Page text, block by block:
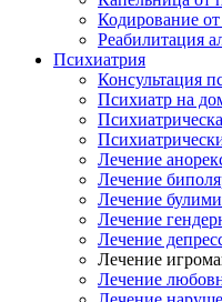
Кодирование от
Реабилитация
Психиатрия
Консультация
Психиатр на
Лечение
Лечение
Лечение
Лечение
Лечение
Лечение
Лечение